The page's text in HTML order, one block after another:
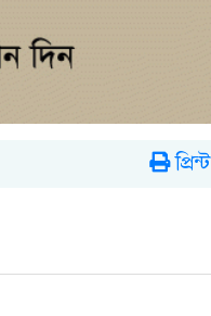
প্রিন্ট